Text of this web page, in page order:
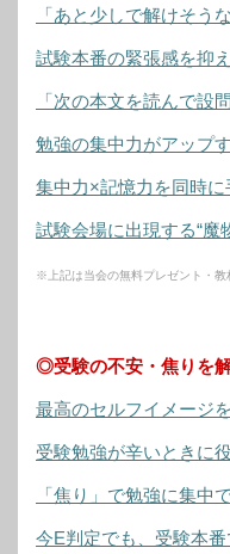
「あと少しで解けそう
試験本番の緊張感を抑
「次の本文を読んで設
勉強の集中力がアップ
集中力×記憶力を同時
試験会場に出現する“魔
※上記は当会の無料プレゼント・教
◎受験の不安・焦りを
最高のセルフイメージ
受験勉強が辛いときに
「焦り」で勉強に集中
今E判定でも、受験本